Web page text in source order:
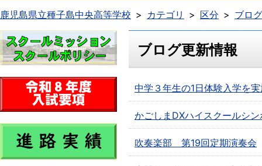
鹿児島県立種子島中央高等学校 カテゴリ 区分 ブロ
ブログ更新情報
中学３年生の1日体験入学を
かごしまDXハイスクールシ
吹奏楽部 第19回定期演奏会